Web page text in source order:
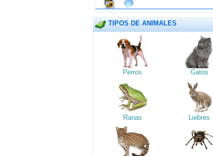
TIPOS DE ANIMALES
Perros Gatos
Ranas Liebres